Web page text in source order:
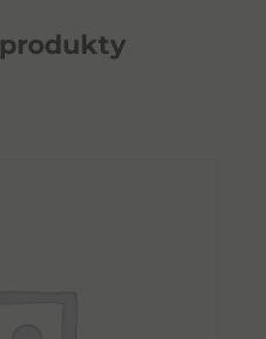
produkty